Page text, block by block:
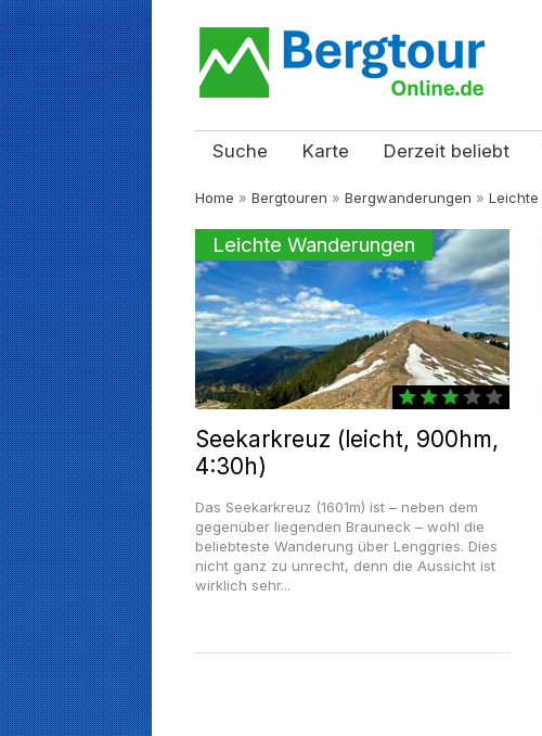
Suche Karte Derzeit beliebt
Home » Bergtouren » Bergwanderungen » Leichte
Leichte Wanderungen
Seekarkreuz (leicht, 900hm,
4:30h)
Das Seekarkreuz (1601m) ist – neben dem
gegenüber liegenden Brauneck – wohl die
beliebteste Wanderung über Lenggries. Dies
nicht ganz zu unrecht, denn die Aussicht ist
wirklich sehr...